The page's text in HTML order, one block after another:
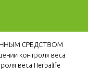
СРЕДСТВОМ
контроля веса
веса Herbalife